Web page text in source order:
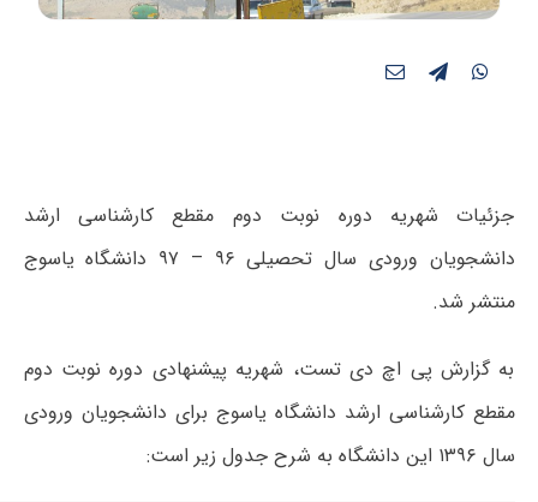
جزئیات شهریه دوره‌ نوبت دوم مقطع کارشناسی ارشد
دانشجویان ورودی سال تحصیلی ۹۶ – ۹۷ دانشگاه یاسوج
منتشر شد.
به گزارش پی اچ دی تست، شهریه پیشنهادی دوره نوبت دوم
مقطع کارشناسی ارشد دانشگاه یاسوج برای دانشجویان ورودی
سال ۱۳۹۶ این دانشگاه به شرح جدول زیر است: